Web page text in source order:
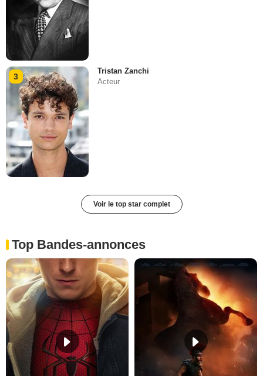
3
Tristan Zanchi
Acteur
Voir le top star complet
Top Bandes-annonces